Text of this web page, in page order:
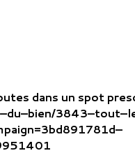
dans un spot